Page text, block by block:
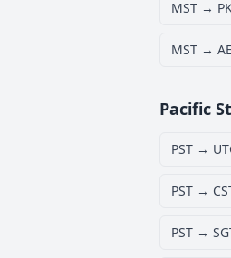
MST →
MST →
Pacific
PST →
PST →
PST →